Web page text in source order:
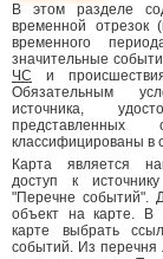
В этом разделе
временной
временного
значительные
ЧС и
Обязательным
источника,
классифицированы в
Карта является
доступ к
"Перечне событий".
объект на карте. В
карте выбрать
событий. Из перечня